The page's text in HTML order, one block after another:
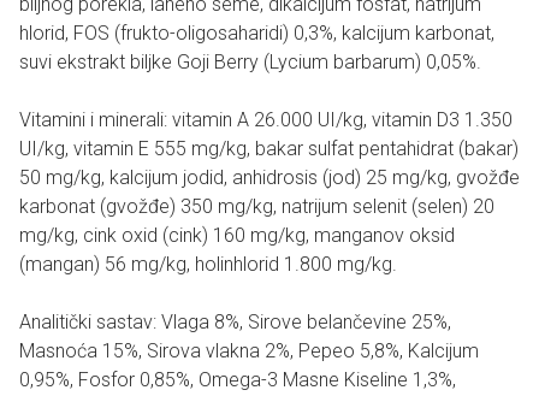
hlorid, FOS (frukto-oligosaharidi) 0,3%, kalcijum karbonat,
suvi ekstrakt biljke Goji Berry (Lycium barbarum) 0,05%.
Vitamini i minerali: vitamin A 26.000 UI/kg, vitamin D3 1.350
UI/kg, vitamin E 555 mg/kg, bakar sulfat pentahidrat (bakar)
50 mg/kg, kalcijum jodid, anhidrosis (jod) 25 mg/kg, gvožđe
karbonat (gvožđe) 350 mg/kg, natrijum selenit (selen) 20
mg/kg, cink oxid (cink) 160 mg/kg, manganov oksid
(mangan) 56 mg/kg, holinhlorid 1.800 mg/kg.
Analitički sastav: Vlaga 8%, Sirove belančevine 25%,
Masnoća 15%, Sirova vlakna 2%, Pepeo 5,8%, Kalcijum
0,95%, Fosfor 0,85%, Omega-3 Masne Kiseline 1,3%,